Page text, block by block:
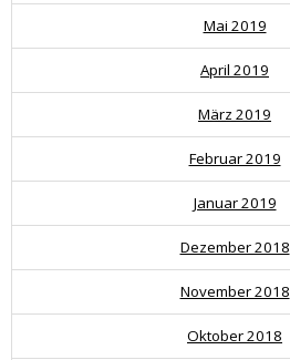
Mai 2019
April 2019
März 2019
Februar 2019
Januar 2019
Dezember 2018
November 2018
Oktober 2018